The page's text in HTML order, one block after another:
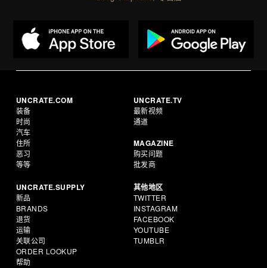
UNCRATE.COM
装备
时尚
汽车
住所
恶习
等等
UNCRATE.TV
最新视频
通道
MAGAZINE
购买问题
批发商
UNCRATE.SUPPLY
新品
BRANDS
退货
运输
关联公司
ORDER LOOKUP
帮助
其他地区
TWITTER
INSTAGRAM
FACEBOOK
YOUTUBE
TUMBLR